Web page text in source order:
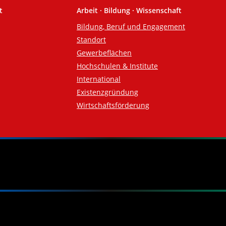
Arbeit · Bildung · Wissenschaft
Bildung, Beruf und Engagement
Standort
Gewerbeflächen
Hochschulen & Institute
International
Existenzgründung
Wirtschaftsförderung